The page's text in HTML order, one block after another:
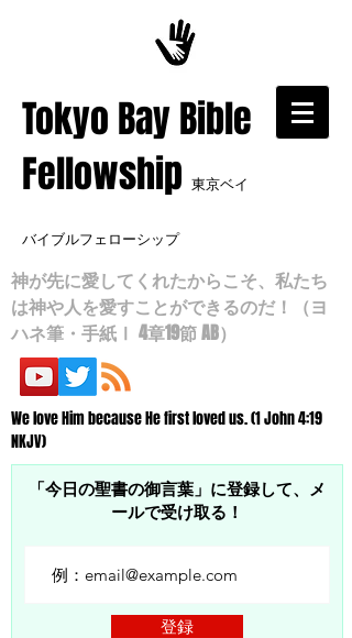
​Tokyo Bay Bible
Fellowship 東京ベイ
バイブルフェローシップ
神が先に愛してくれたからこそ、私たち
は神や人を愛すことができるのだ！（ヨ
ハネ筆・手紙Ⅰ 4章19節 AB）
We love Him because He first loved us. (1 John 4:19
NKJV)
「今日の聖書の御言葉」に登録して、メ
ールで受け取る！
登録